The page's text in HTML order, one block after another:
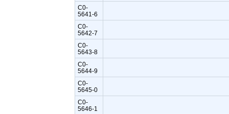
C0-
5641-6
C0-
5642-7
C0-
5643-8
C0-
5644-9
C0-
5645-0
C0-
5646-1